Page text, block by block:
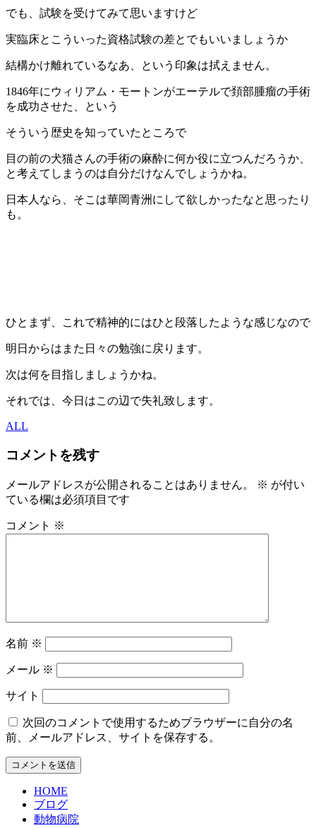
でも、試験を受けてみて思いますけど
実臨床とこういった資格試験の差とでもいいましょうか
結構かけ離れているなあ、という印象は拭えません。
1846年にウィリアム・モートンがエーテルで頚部腫瘤の手術
を成功させた、という
そういう歴史を知っていたところで
目の前の犬猫さんの手術の麻酔に何か役に立つんだろうか、
と考えてしまうのは自分だけなんでしょうかね。
日本人なら、そこは華岡青洲にして欲しかったなと思ったり
も。
ひとまず、これで精神的にはひと段落したような感じなので
明日からはまた日々の勉強に戻ります。
次は何を目指しましょうかね。
それでは、今日はこの辺で失礼致します。
ALL
コメントを残す
メールアドレスが公開されることはありません。 ※ が付い
ている欄は必須項目です
コメント ※
名前 ※
メール ※
サイト
次回のコメントで使用するためブラウザーに自分の名
前、メールアドレス、サイトを保存する。
HOME
ブログ
動物病院